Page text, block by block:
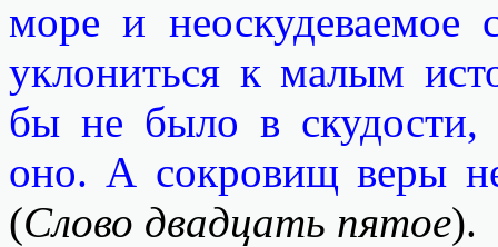
море и неоскудеваемое
уклониться к малым
бы не было в скудости,
оно. А сокровищ веры
(Слово двадцать пятое).